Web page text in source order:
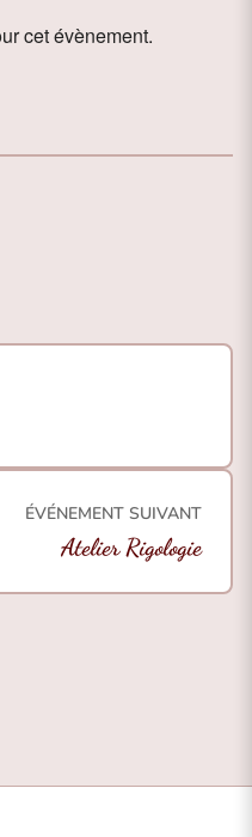
cet évènement.
ÉVÉNEMENT SUIVANT
Atelier Rigologie